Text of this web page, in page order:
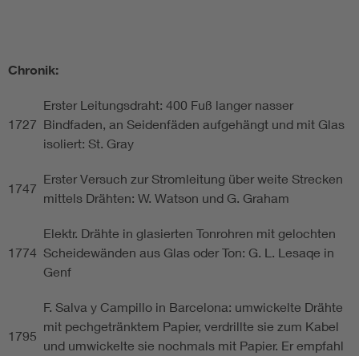
Chronik:
1727
Erster Leitungsdraht: 400 Fuß langer nasser
Bindfaden, an Seidenfäden aufgehängt und mit Glas
isoliert: St. Gray
1747
Erster Versuch zur Stromleitung über weite Strecken
mittels Drähten: W. Watson und G. Graham
1774
Elektr. Drähte in glasierten Tonrohren mit gelochten
Scheidewänden aus Glas oder Ton: G. L. Lesaqe in
Genf
1795
F. Salva y Campillo in Barcelona: umwickelte Drähte
mit pechgetränktem Papier, verdrillte sie zum Kabel
und umwickelte sie nochmals mit Papier. Er empfahl